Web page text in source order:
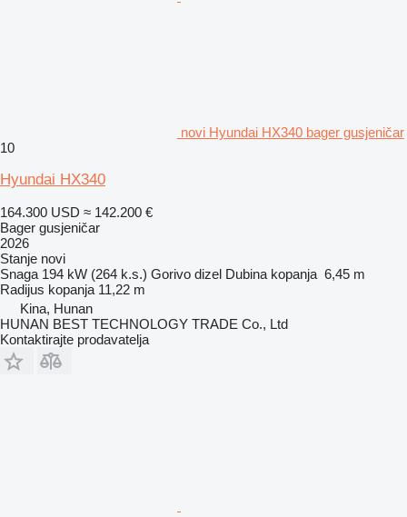
novi Hyundai HX340 bager gusjeničar
10
Hyundai HX340
164.300 USD ≈ 142.200 €
Bager gusjeničar
2026
Stanje novi
Snaga 194 kW (264 k.s.) Gorivo dizel Dubina kopanja 6,45 m
Radijus kopanja 11,22 m
Kina, Hunan
HUNAN BEST TECHNOLOGY TRADE Co., Ltd
Kontaktirajte prodavatelja